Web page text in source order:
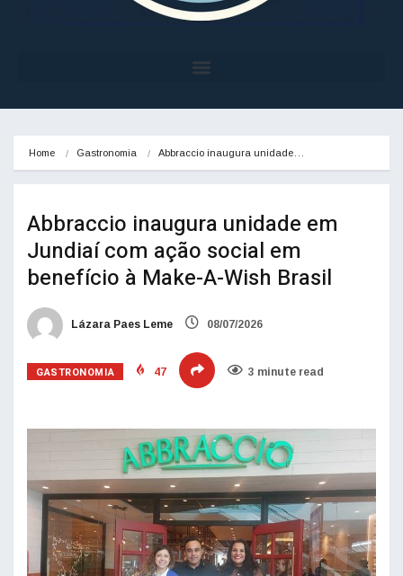
Home Gastronomia Abbraccio inaugura unidade…
Abbraccio inaugura unidade em
Jundiaí com ação social em
benefício à Make-A-Wish Brasil
Lázara Paes Leme 08/07/2026
GASTRONOMIA 47 3 minute read